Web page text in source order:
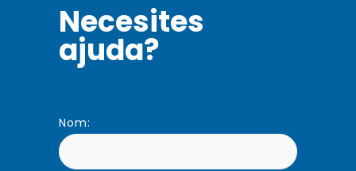
Necesites
ajuda?
Nom: